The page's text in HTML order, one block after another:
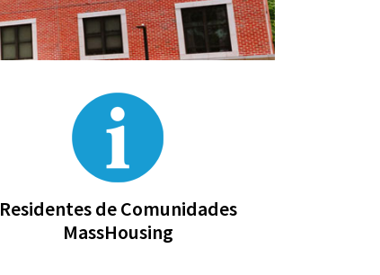
Residentes de Comunidades
MassHousing